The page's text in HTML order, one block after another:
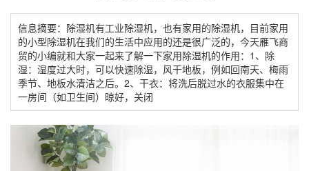
信息摘要：除湿机有工业除湿机，也有家用的除湿机，目前家用
的小型除湿机在我们的生活中应用的还是很广泛的，今天雁飞商
贸的小编就和大家一起来了解一下家用除湿机的作用：1、除
湿：湿度过大时，可以快速除湿，风干地板，例如回南天、梅雨
季节、地板水清洁之后。2、干衣：将洗后脱过水的衣服集中在
一房间（如卫生间）晾好，关闭